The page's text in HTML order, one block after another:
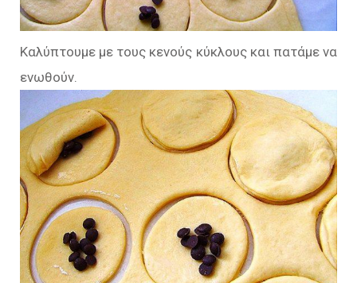
Καλύπτουμε με τους κενούς κύκλους και πατάμε να
ενωθούν.